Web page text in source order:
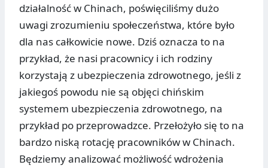
działalność w Chinach, poświęciliśmy dużo
uwagi zrozumieniu społeczeństwa, które było
dla nas całkowicie nowe. Dziś oznacza to na
przykład, że nasi pracownicy i ich rodziny
korzystają z ubezpieczenia zdrowotnego, jeśli z
jakiegoś powodu nie są objęci chińskim
systemem ubezpieczenia zdrowotnego, na
przykład po przeprowadzce. Przełożyło się to na
bardzo niską rotację pracowników w Chinach.
Będziemy analizować możliwość wdrożenia